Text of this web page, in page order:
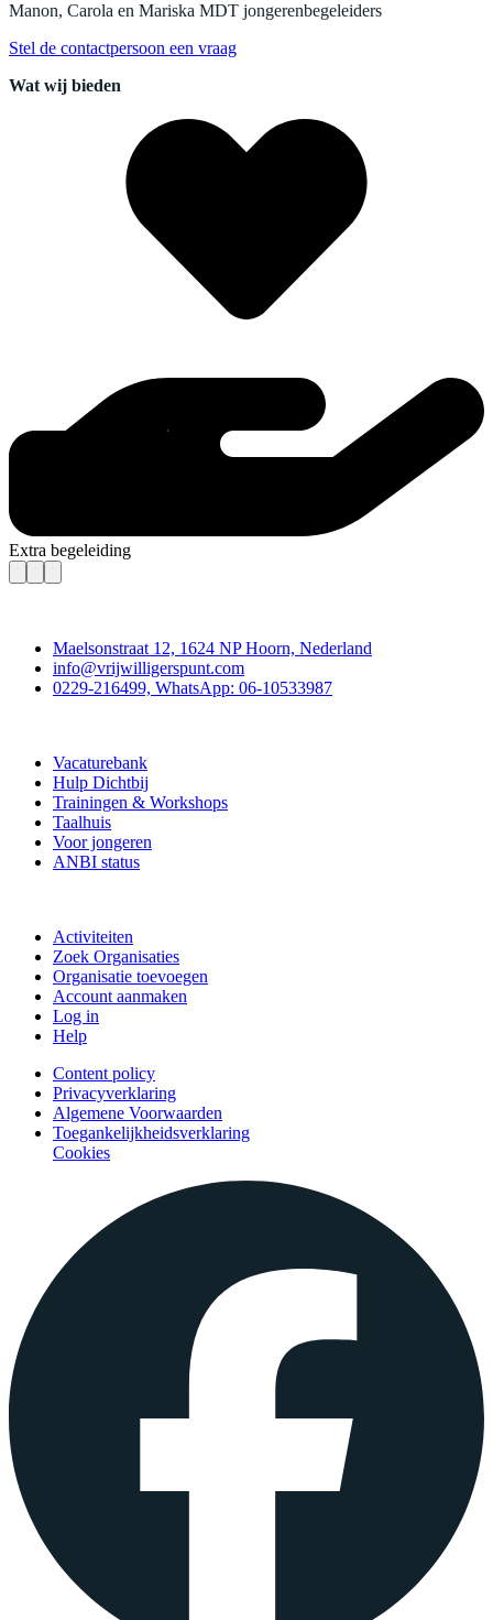
Manon, Carola en Mariska MDT jongerenbegeleiders
Stel de contactpersoon een vraag
Wat wij bieden
Extra begeleiding
Maelsonstraat 12, 1624 NP Hoorn, Nederland
info@vrijwilligerspunt.com
0229-216499, WhatsApp: 06-10533987
Vacaturebank
Hulp Dichtbij
Trainingen & Workshops
Taalhuis
Voor jongeren
ANBI status
Activiteiten
Zoek Organisaties
Organisatie toevoegen
Account aanmaken
Log in
Help
Content policy
Privacyverklaring
Algemene Voorwaarden
Toegankelijkheidsverklaring
Cookies